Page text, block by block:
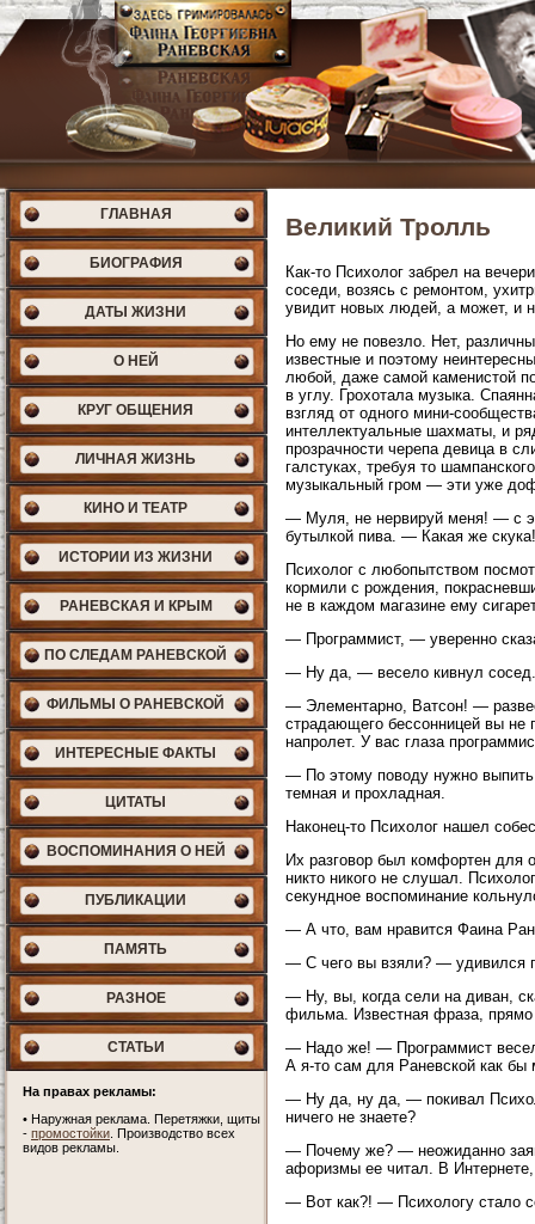
ГЛАВНАЯ
БИОГРАФИЯ
ДАТЫ ЖИЗНИ
О НЕЙ
КРУГ ОБЩЕНИЯ
ЛИЧНАЯ ЖИЗНЬ
КИНО И ТЕАТР
ИСТОРИИ ИЗ ЖИЗНИ
РАНЕВСКАЯ И КРЫМ
ПО СЛЕДАМ РАНЕВСКОЙ
ФИЛЬМЫ О РАНЕВСКОЙ
ИНТЕРЕСНЫЕ ФАКТЫ
ЦИТАТЫ
ВОСПОМИНАНИЯ О НЕЙ
ПУБЛИКАЦИИ
ПАМЯТЬ
РАЗНОЕ
СТАТЬИ
На правах рекламы:
• Наружная реклама. Перетяжки, щиты
- промостойки . Производство всех
видов рекламы.
Великий Тролль
Как-то Психолог забрел на
соседи, возясь с ремонтом,
увидит новых людей, а может, и
Но ему не повезло. Нет,
известные и поэтому
любой, даже самой каменистой
в углу. Грохотала музыка.
взгляд от одного мини-
интеллектуальные шахматы, и
прозрачности черепа девица в
галстуках, требуя то
музыкальный гром — эти уже
— Муля, не нервируй меня! — с
бутылкой пива. — Какая же
Психолог с любопытством
кормили с рождения,
не в каждом магазине ему
— Программист, — уверенно
— Ну да, — весело кивнул
— Элементарно, Ватсон! —
страдающего бессонницей вы не
напролет. У вас глаза
— По этому поводу нужно
темная и прохладная.
Наконец-то Психолог нашел
Их разговор был комфортен для
никто никого не слушал.
секундное воспоминание
— А что, вам нравится Фаина
— С чего вы взяли? — удивился
— Ну, вы, когда сели на диван,
фильма. Известная фраза,
— Надо же! — Программист
А я-то сам для Раневской как бы
— Ну да, ну да, — покивал
ничего не знаете?
— Почему же? — неожиданно
афоризмы ее читал. В
— Вот как?! — Психологу стало